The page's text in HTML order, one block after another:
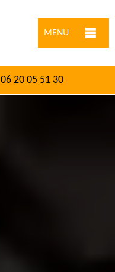
MENU
06 20 05 51 30